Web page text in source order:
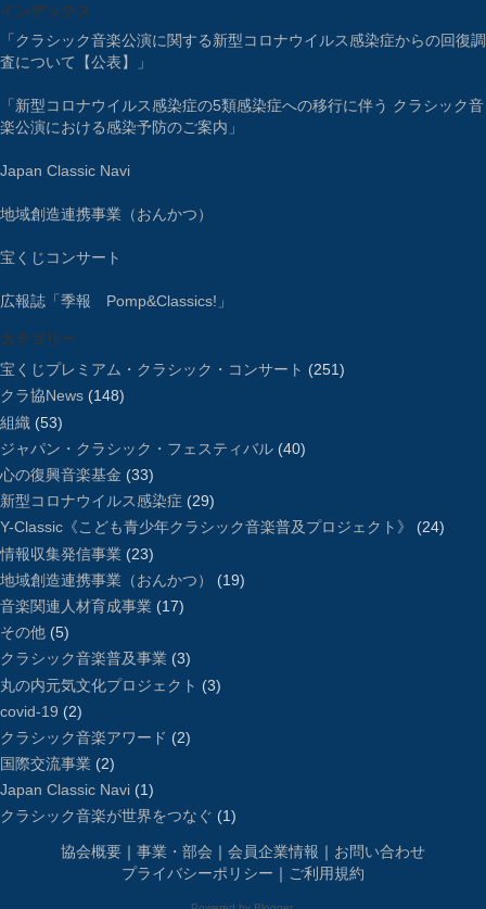
インデックス
「クラシック音楽公演に関する新型コロナウイルス感染症からの回復調
査について【公表】」
「新型コロナウイルス感染症の5類感染症への移行に伴う クラシック音
楽公演における感染予防のご案内」
Japan Classic Navi
地域創造連携事業（おんかつ）
宝くじコンサート
広報誌「季報 Pomp&Classics!」
カテゴリー
宝くじプレミアム・クラシック・コンサート (251)
クラ協News (148)
組織 (53)
ジャパン・クラシック・フェスティバル (40)
心の復興音楽基金 (33)
新型コロナウイルス感染症 (29)
Y-Classic《こども青少年クラシック音楽普及プロジェクト》
(24)
情報収集発信事業 (23)
地域創造連携事業（おんかつ）
(19)
音楽関連人材育成事業 (17)
その他 (5)
クラシック音楽普及事業 (3)
丸の内元気文化プロジェクト (3)
covid-19 (2)
クラシック音楽アワード (2)
国際交流事業 (2)
Japan Classic Navi (1)
クラシック音楽が世界をつなぐ (1)
協会概要 ｜ 事業・部会 ｜ 会員企業情報 ｜ お問い合わせ
プライバシーポリシー ｜ ご利用規約